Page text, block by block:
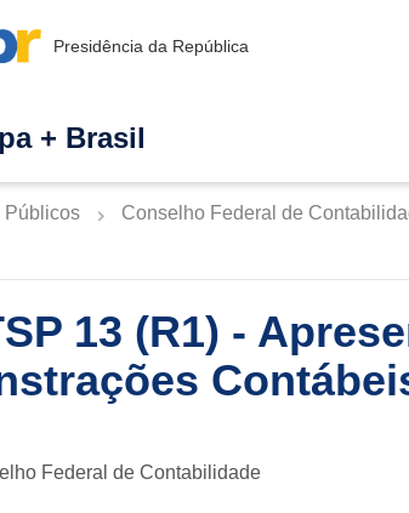
Presidência da República
+ Brasil
Públicos Conselho Federal de
13 (R1) -
Federal de Contabilidade